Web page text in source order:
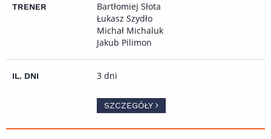
Bartłomiej Słota
Łukasz Szydło
Michał Michaluk
Jakub Pilimon
3 dni
SZCZEGÓŁY